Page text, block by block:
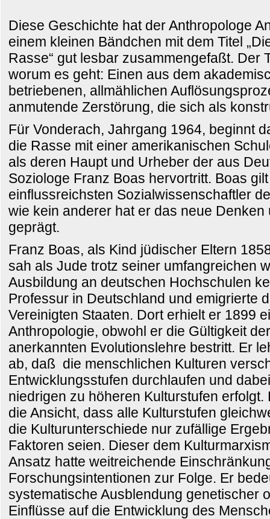
Diese Geschichte hat der Anthropologe
einem kleinen Bändchen mit dem Titel
Rasse“ gut lesbar zusammengefaßt. Der
worum es geht: Einen aus dem
betriebenen, allmählichen
anmutende Zerstörung, die sich als
Für Vonderach, Jahrgang 1964, beginnt
die Rasse mit einer amerikanischen
als deren Haupt und Urheber der aus
Soziologe Franz Boas hervortritt. Boas
einflussreichsten Sozialwissenschaftler
wie kein anderer hat er das neue Denken
geprägt.
Franz Boas, als Kind jüdischer Eltern
sah als Jude trotz seiner umfangreichen
Ausbildung an deutschen Hochschulen
Professur in Deutschland und emigrierte
Vereinigten Staaten. Dort erhielt er 1899
Anthropologie, obwohl er die Gültigkeit
anerkannten Evolutionslehre bestritt. Er
ab, daß die menschlichen Kulturen
Entwicklungsstufen durchlaufen und
niedrigen zu höheren Kulturstufen
die Ansicht, dass alle Kulturstufen
die Kulturunterschiede nur zufällige
Faktoren seien. Dieser dem
Ansatz hatte weitreichende
Forschungsintentionen zur Folge. Er
systematische Ausblendung genetischer
Einflüsse auf die Entwicklung des